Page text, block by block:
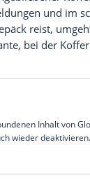
sind:
Zwei
Ernstfall